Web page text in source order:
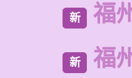
新 福
新 福